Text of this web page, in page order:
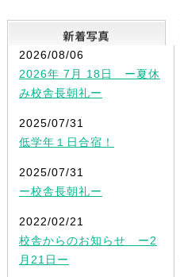
2026/08/06
2026年 7月 18日 ー夏休
み校舎長朝礼ー
2025/07/31
低学年１日合宿！
2025/07/31
ー校舎長朝礼ー
2022/02/21
校舎からのお知らせ ー2
月21日ー